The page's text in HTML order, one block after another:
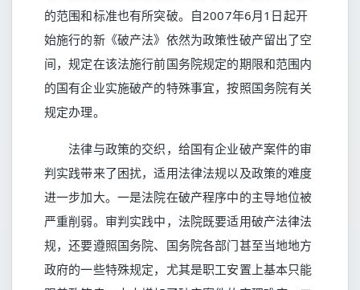
的范围和标准也有所突破。自2007年6月1日起开
始施行的新《破产法》依然为政策性破产留出了空
间，规定在该法施行前国务院规定的期限和范围内
的国有企业实施破产的特殊事宜，按照国务院有关
规定办理。
法律与政策的交织，给国有企业破产案件的审
判实践带来了困扰，适用法律法规以及政策的难度
进一步加大。一是法院在破产程序中的主导地位被
严重削弱。审判实践中，法院既要适用破产法律法
规，还要遵照国务院、国务院各部门甚至当地地方
政府的一些特殊规定，尤其是职工安置上基本只能